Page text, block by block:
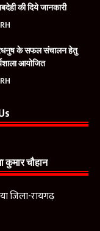
की दिये जानकारी
के सफल संचालन हेतु
आयोजित
चौहान
जिला-रायगढ़